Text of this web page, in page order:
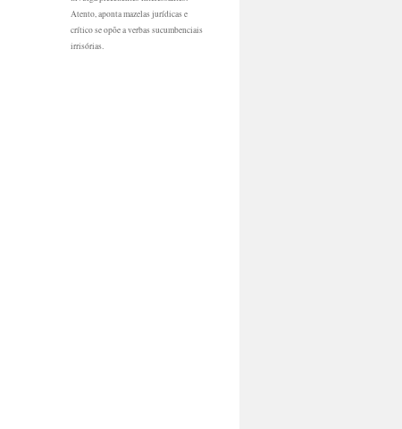
Atento, aponta mazelas jurídicas e
crítico se opõe a verbas sucumbenciais
irrisórias.